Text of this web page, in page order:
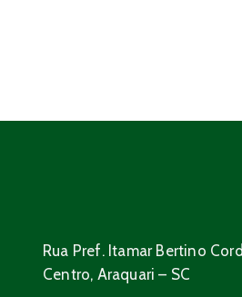
Rua Pref. Itamar Bertino
Centro, Araquari – SC